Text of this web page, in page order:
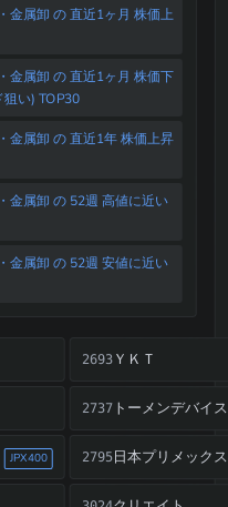
金属卸 の 直近1ヶ月 株価上
金属卸 の 直近1ヶ月 株価下
い) TOP30
金属卸 の 直近1年 株価上昇
金属卸 の 52週 高値に近い
金属卸 の 52週 安値に近い
2693ＹＫＴ
2737トーメンデバイス
JPX400 2795日本プリメックス